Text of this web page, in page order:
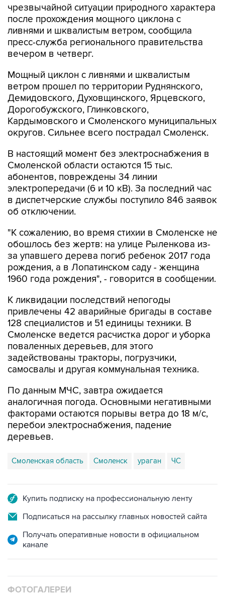
чрезвычайной ситуации природного характера
после прохождения мощного циклона с
ливнями и шквалистым ветром, сообщила
пресс-служба регионального правительства
вечером в четверг.
Мощный циклон с ливнями и шквалистым
ветром прошел по территории Руднянского,
Демидовского, Духовщинского, Ярцевского,
Дорогобужского, Глинковского,
Кардымовского и Смоленского муниципальных
округов. Сильнее всего пострадал Смоленск.
В настоящий момент без электроснабжения в
Смоленской области остаются 15 тыс.
абонентов, повреждены 34 линии
электропередачи (6 и 10 кВ). За последний час
в диспетчерские службы поступило 846 заявок
об отключении.
"К сожалению, во время стихии в Смоленске не
обошлось без жертв: на улице Рыленкова из-
за упавшего дерева погиб ребенок 2017 года
рождения, а в Лопатинском саду - женщина
1960 года рождения", - говорится в сообщении.
К ликвидации последствий непогоды
привлечены 42 аварийные бригады в составе
128 специалистов и 51 единицы техники. В
Смоленске ведется расчистка дорог и уборка
поваленных деревьев, для этого
задействованы тракторы, погрузчики,
самосвалы и другая коммунальная техника.
По данным МЧС, завтра ожидается
аналогичная погода. Основными негативными
факторами остаются порывы ветра до 18 м/с,
перебои электроснабжения, падение
деревьев.
Смоленская область Смоленск ураган ЧС
Купить подписку на профессиональную ленту
Подписаться на рассылку главных новостей сайта
Получать оперативные новости в официальном
канале
ФОТОГАЛЕРЕИ